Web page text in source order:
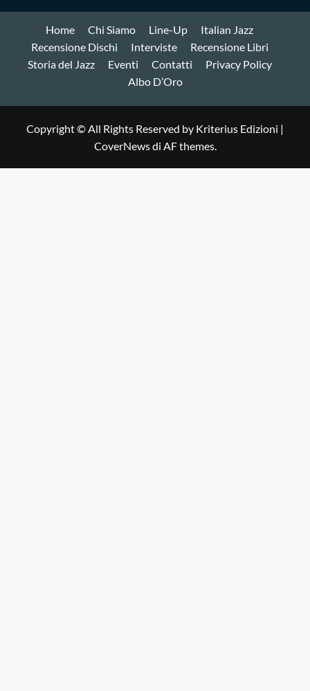
Home Chi Siamo Line-Up
Italian Jazz
Recensione Dischi
Interviste
Recensione Libri
Storia del Jazz
Eventi Contatti
Privacy Policy
Albo D’Oro
Copyright © All Rights Reserved by Kriterius Edizioni |
CoverNewsdi AF themes.